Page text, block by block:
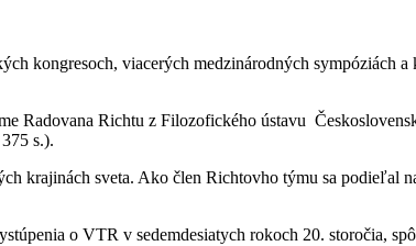
kongresoch, viacerých medzinárodných
Radovana Richtu z Filozofického ústavu
s.).
krajinách sveta. Ako člen Richtovho týmu sa podieľal
o VTR v sedemdesiatych rokoch 20. storočia,